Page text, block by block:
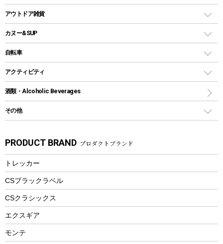
パラソル
テントアクセサリー
ペグ
グランドシート
ガイドロープ
ツール
鉄板、アミ
焚き火台&ストーブ
火起こし
バーベキューツール
クッカーセット
シェラカップ
クッキングツール
ナイフ
カトラリー
マグカップ、カップ
ステンレスボトル
フードボトル
トレー
ランチョンマット
ランチボックス
コップ付きタイプ
ワンタッチタイプ
プラスチックボトル
ディズニーボトル
クーラーバッグ
ウォータージャグ
保冷剤
アウトドアキャリー
アウトドア雑貨
バックパック&バッグ
リュック、バックパック
トートバッグ、サコッシュ
ショッピングキャリー
その他アウトドア雑貨
スプレー関係
ツール、他
カヌー&SUP
インフレータブル
カヤック
パドル
ヘルメット
エアーポンプ
アクセサリー
自転車
折りたたみ自転車
スポーツサイクル
シティサイクル
自転車ウェア
アクティビティ
マリン
ラッシュガード
パラソル
フローティングベスト
ヘルメット
エアーポンプ
ビーチテント
ウィンター
酒類・Alcoholic Beverages
その他
湯たんぽ
防災用品
PRODUCT BRAND プロダクトブランド
トレッカー
CSブラックラベル
CSクラシックス
エクスギア
モンテ